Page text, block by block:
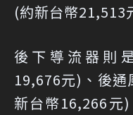
(約新台幣21,513
後下導流器則
19,676元)、後
新台幣16,266元